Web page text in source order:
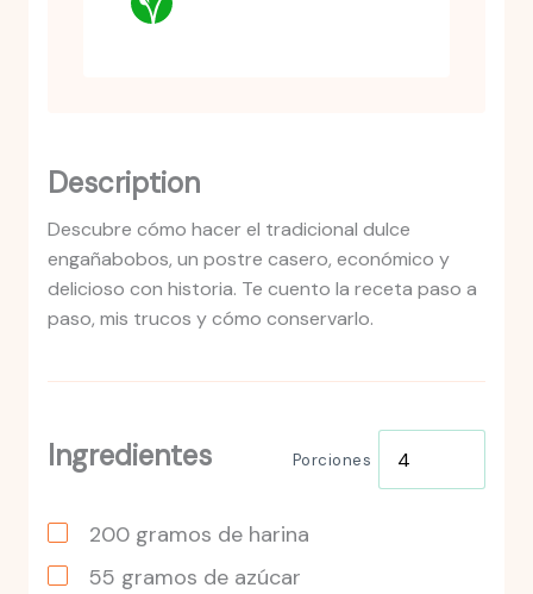
Description
Descubre cómo hacer el tradicional dulce
engañabobos, un postre casero, económico y
delicioso con historia. Te cuento la receta paso a
paso, mis trucos y cómo conservarlo.
Ingredientes Porciones
200 gramos de harina
55 gramos de azúcar